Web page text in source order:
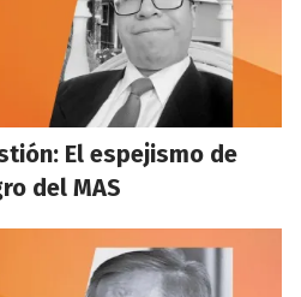
El espejismo de
del MAS